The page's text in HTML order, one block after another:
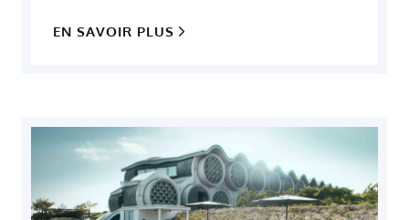
EN SAVOIR PLUS